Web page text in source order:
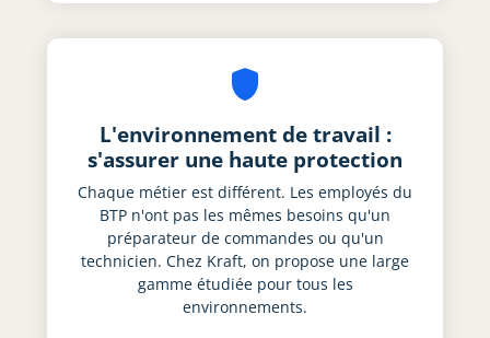
shield
L'environnement de travail :
s'assurer une haute protection
Chaque métier est différent. Les employés du
BTP n'ont pas les mêmes besoins qu'un
préparateur de commandes ou qu'un
technicien. Chez Kraft, on propose une large
gamme étudiée pour tous les
environnements.